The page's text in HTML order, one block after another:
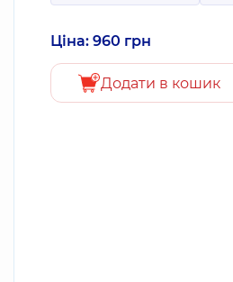
Ціна: 960 грн
Додати в кошик